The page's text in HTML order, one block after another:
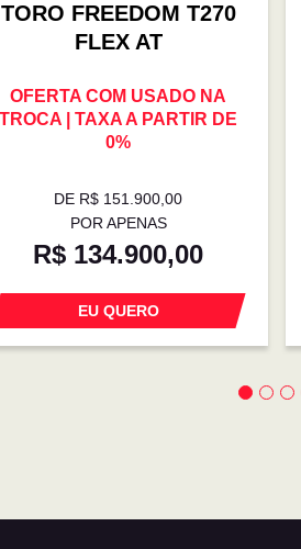
TORO FREEDOM T270
FLEX AT
OFERTA COM USADO NA
TROCA | TAXA A PARTIR DE
0%
DE R$ 151.900,00
POR APENAS
R$ 134.900,00
EU QUERO